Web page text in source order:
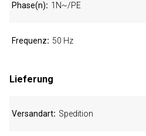
Phase(n) 1N~/PE
Frequenz 50 Hz
Lieferung
Versandart Spedition